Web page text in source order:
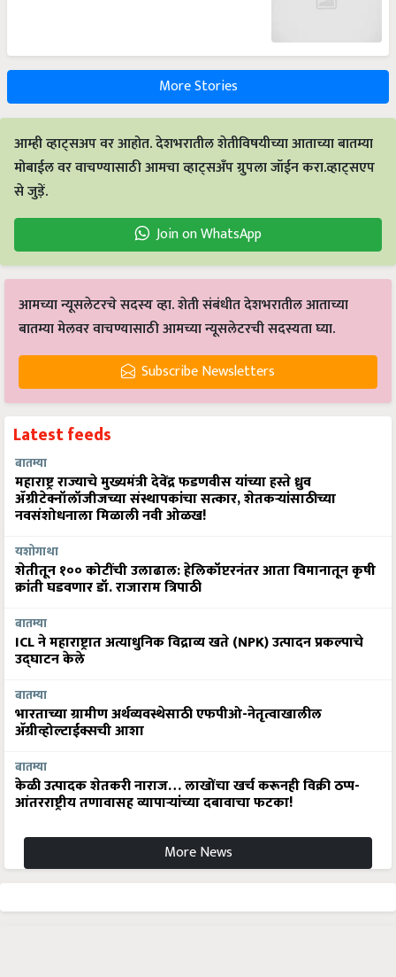
More Stories
आम्ही व्हाट्सअप वर आहोत. देशभरातील शेतीविषयीच्या आताच्या बातम्या
मोबाईल वर वाचण्यासाठी आमचा व्हाट्सअँप ग्रुपला जॉईन करा.व्हाट्सएप
से जुड़ें.
Join on WhatsApp
आमच्या न्यूसलेटरचे सदस्य व्हा. शेती संबंधीत देशभरातील आताच्या
बातम्या मेलवर वाचण्यासाठी आमच्या न्यूसलेटरची सदस्यता घ्या.
Subscribe Newsletters
Latest feeds
बातम्या
महाराष्ट्र राज्याचे मुख्यमंत्री देवेंद्र फडणवीस यांच्या हस्ते ध्रुव
ॲग्रीटेक्नॉलॉजीजच्या संस्थापकांचा सत्कार, शेतकऱ्यांसाठीच्या
नवसंशोधनाला मिळाली नवी ओळख!
यशोगाथा
शेतीतून १०० कोटींची उलाढाल: हेलिकॉप्टरनंतर आता विमानातून कृषी
क्रांती घडवणार डॉ. राजाराम त्रिपाठी
बातम्या
ICL ने महाराष्ट्रात अत्याधुनिक विद्राव्य खते (NPK) उत्पादन प्रकल्पाचे
उद्घाटन केले
बातम्या
भारताच्या ग्रामीण अर्थव्यवस्थेसाठी एफपीओ-नेतृत्वाखालील
अ‍ॅग्रीव्होल्टाईक्सची आशा
बातम्या
केळी उत्पादक शेतकरी नाराज… लाखोंचा खर्च करूनही विक्री ठप्प-
आंतरराष्ट्रीय तणावासह व्यापाऱ्यांच्या दबावाचा फटका!
More News